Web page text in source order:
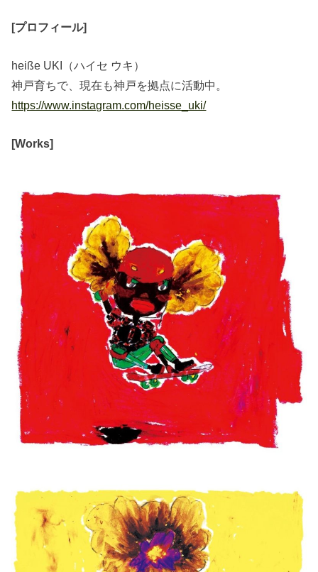
[プロフィール]
heiße UKI（ハイセ ウキ）
神戸育ちで、現在も神戸を拠点に活動中。
https://www.instagram.com/heisse_uki/
[Works]